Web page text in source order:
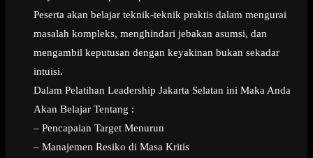
Peserta akan belajar teknik-teknik praktis dalam mengurai
masalah kompleks, menghindari jebakan asumsi, dan
mengambil keputusan dengan keyakinan bukan sekadar
intuisi.
Dalam Pelatihan Leadership Jakarta Selatan ini Maka Anda
Akan Belajar Tentang :
– Pencapaian Target Menurun
– Manajemen Resiko di Masa Kritis